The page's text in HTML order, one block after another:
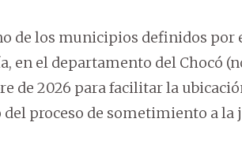
de los municipios definidos por
en el departamento del Chocó
de 2026 para facilitar la
proceso de sometimiento a